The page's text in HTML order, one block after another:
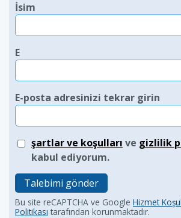
İsim
E
E-posta adresinizi tekrar girin
şartlar ve koşulları ve gizlilik
kabul ediyorum.
Talebimi gönder
Bu site reCAPTCHA ve Google Hizmet
Politikası tarafından korunmaktadır.